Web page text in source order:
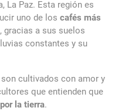
La Paz. Esta región es
uno de los cafés más
, gracias a sus suelos
constantes y su
срочно і без відказу 24/7
дні. Сервіс
надходять миттєво
cultivados con amor y
que entienden que
la tierra.